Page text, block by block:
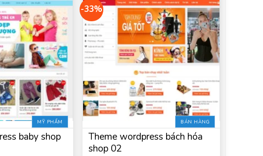
MỸ PHẨM
baby shop
-33%
BÁN HÀNG
Theme wordpress bách hóa
shop 02